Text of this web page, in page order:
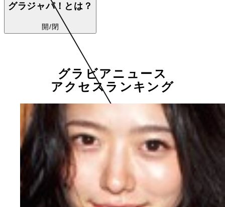
グラジャパ！とは？
開/閉
グラビアニュース
アクセスランキング